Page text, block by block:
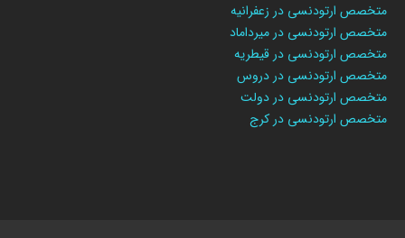
متخصص ارتودنسی در زعفرانیه
متخصص ارتودنسی در میرداماد
متخصص ارتودنسی در قیطریه
متخصص ارتودنسی در دروس
متخصص ارتودنسی در دولت
متخصص ارتودنسی در کرج